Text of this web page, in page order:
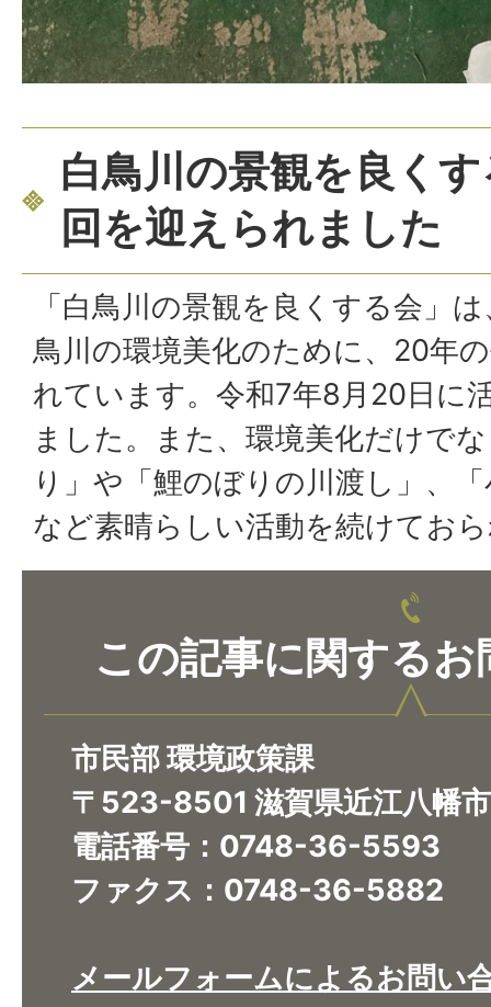
白鳥川の景観を良く
回を迎えられました
「白鳥川の景観を良くする会」
鳥川の環境美化のために、20年
れています。令和7年8月20日に
ました。また、環境美化だけで
り」や「鯉のぼりの川渡し」、
など素晴らしい活動を続けてお
この記事に関するお
市民部 環境政策課
〒523-8501 滋賀県近江八幡
電話番号：0748-36-5593
ファクス：0748-36-5882​​​​​​​
メールフォームによるお問い